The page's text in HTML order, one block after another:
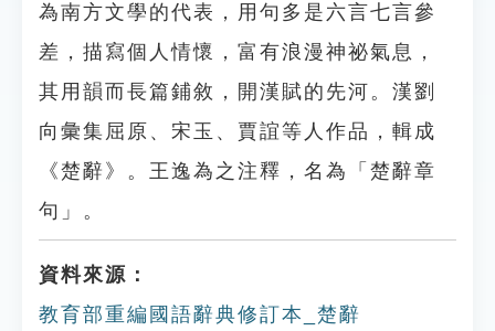
為南方文學的代表，用句多是六言七言參
差，描寫個人情懷，富有浪漫神祕氣息，
其用韻而長篇鋪敘，開漢賦的先河。漢劉
向彙集屈原、宋玉、賈誼等人作品，輯成
《楚辭》。王逸為之注釋，名為「楚辭章
句」。
資料來源：
教育部重編國語辭典修訂本_楚辭